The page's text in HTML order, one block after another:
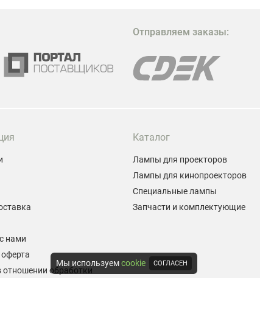
Отправляем заказы:
нами
отношении обработки
Каталог
Лампы для проекторов
Лампы для кинопроекторов
Специальные лампы
Запчасти и комплектующие
Мы используемcookie СОГЛАСЕН